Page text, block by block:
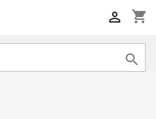
shopping_cart

